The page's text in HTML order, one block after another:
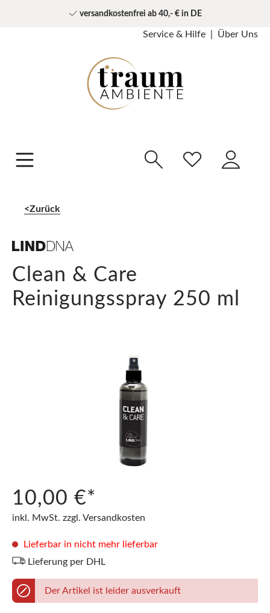
versandkostenfrei ab 40,- € in DE
Service & Hilfe Über Uns
Zurück
Clean & Care
Reinigungsspray 250 ml
10,00 €*
inkl. MwSt. zzgl. Versandkosten
Lieferbar in nicht mehr lieferbar
Lieferung per DHL
Der Artikel ist leider ausverkauft